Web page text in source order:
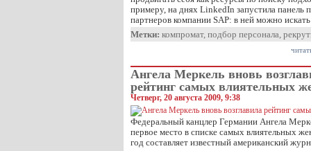
примеру, на днях LinkedIn запустила панель
партнеров компании SAP: в ней можно
Метки: компромат, подбор персонала,
Ангела Меркель вновь
рейтинг самых влиятельных
Четверг, 20 августа 2009, 9:38
Федеральный канцлер Германии Ангела
первое место в списке самых влиятельных
год составляет известный американский